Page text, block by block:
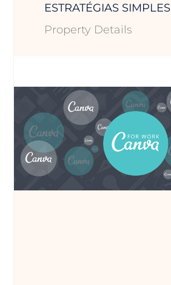
ESTRATÉGIAS SIMPLES
Property Details